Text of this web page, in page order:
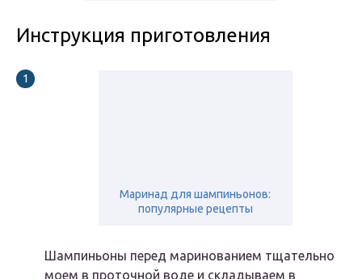
Инструкция приготовления
Маринад для шампиньонов:
популярные рецепты
Шампиньоны перед маринованием тщательно
моем в проточной воде и складываем в